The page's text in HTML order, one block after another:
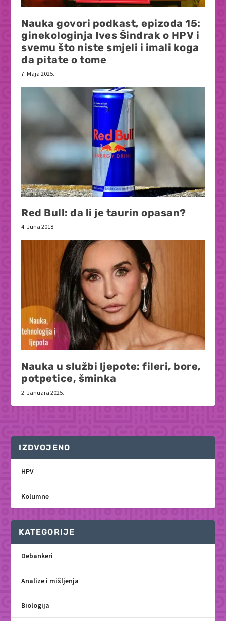
Nauka govori podkast, epizoda 15:
ginekologinja Ives Šindrak o HPV i
svemu što niste smjeli i imali koga
da pitate o tome
7. Maja 2025.
Red Bull: da li je taurin opasan?
4. Juna 2018.
Nauka u službi ljepote: fileri, bore,
potpetice, šminka
2. Januara 2025.
IZDVOJENO
HPV
Kolumne
KATEGORIJE
Debankeri
Analize i mišljenja
Biologija